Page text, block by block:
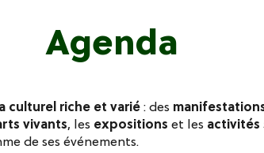
Agenda
culturel riche et varié: des
vivants, les expositionset les activités
de ses événements.